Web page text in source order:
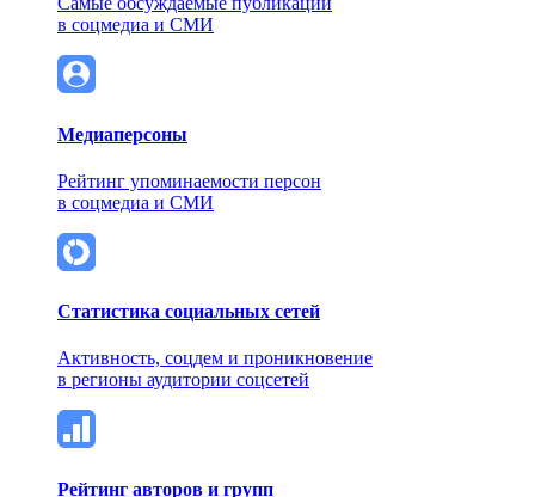
в соцмедиа и СМИ
Медиаперсоны
Рейтинг упоминаемости персон
в соцмедиа и СМИ
Статистика социальных сетей
Активность, соцдем и проникновение
в регионы аудитории соцсетей
Рейтинг авторов и групп